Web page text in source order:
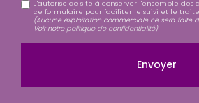
J'autorise ce site à conserver l'ensemble des
ce formulaire pour faciliter le suivi et le
(Aucune exploitation commerciale ne sera faite
Voir notre politique de confidentialité)